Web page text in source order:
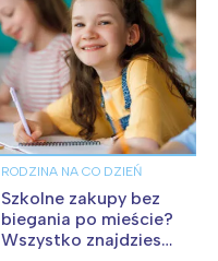
RODZINA NA CO DZIEŃ
Szkolne zakupy bez
biegania po mieście?
Wszystko znajdziesz